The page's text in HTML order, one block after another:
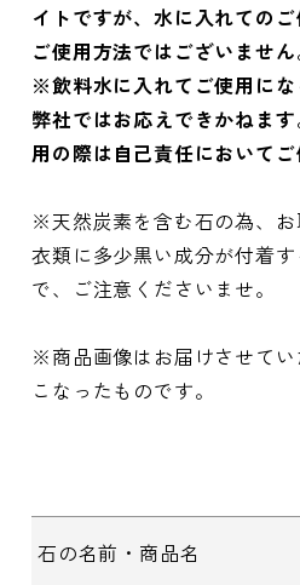
イトですが、水に入れての
ご使用方法ではございません
※飲料水に入れてご使用に
弊社ではお応えできかねま
用の際は自己責任においてご
※天然炭素を含む石の為、
衣類に多少黒い成分が付着
で、ご注意くださいませ。
※商品画像はお届けさせて
こなったものです。
石の名前・商品名